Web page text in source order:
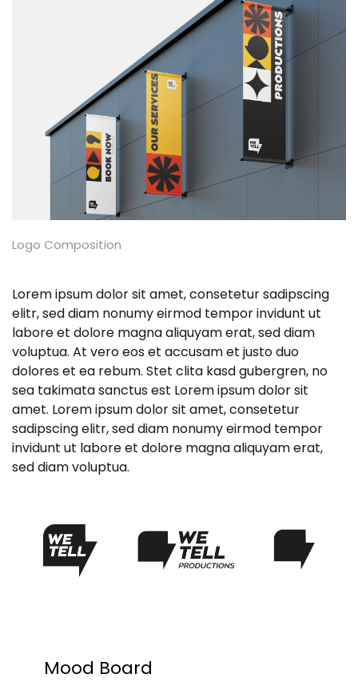
Logo Composition
Lorem ipsum dolor sit amet, consetetur sadipscing
elitr, sed diam nonumy eirmod tempor invidunt ut
labore et dolore magna aliquyam erat, sed diam
voluptua. At vero eos et accusam et justo duo
dolores et ea rebum. Stet clita kasd gubergren, no
sea takimata sanctus est Lorem ipsum dolor sit
amet. Lorem ipsum dolor sit amet, consetetur
sadipscing elitr, sed diam nonumy eirmod tempor
invidunt ut labore et dolore magna aliquyam erat,
sed diam voluptua.
Mood Board